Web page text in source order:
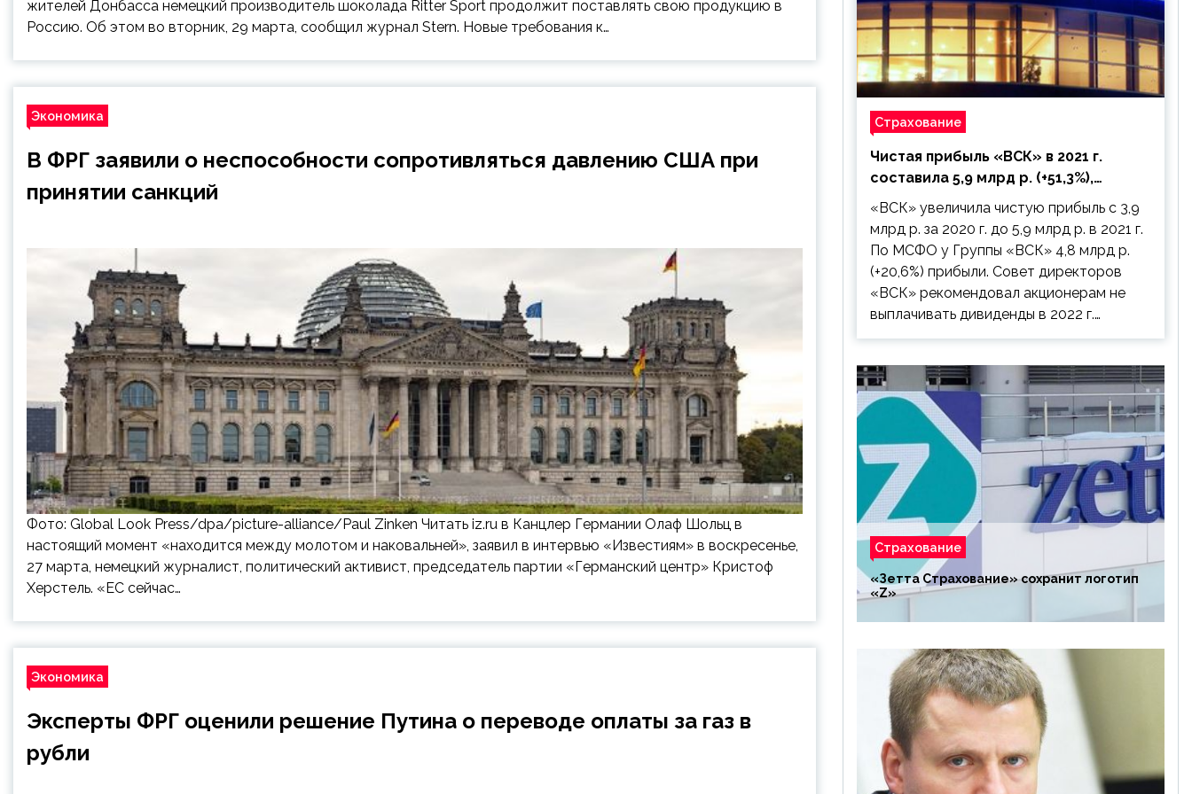
жителей Донбасса немецкий производитель шоколада Ritter Sport продолжит поставлять свою продукцию в
Россию. Об этом во вторник, 29 марта, сообщил журнал Stern. Новые требования к…
Экономика
В ФРГ заявили о неспособности сопротивляться давлению США при
принятии санкций
Фото: Global Look Press/dpa/picture-alliance/Paul Zinken Читать iz.ru в Канцлер Германии Олаф Шольц в
настоящий момент «находится между молотом и наковальней», заявил в интервью «Известиям» в воскресенье,
27 марта, немецкий журналист, политический активист, председатель партии «Германский центр» Кристоф
Херстель. «ЕС сейчас…
Экономика
Эксперты ФРГ оценили решение Путина о переводе оплаты за газ в
рубли
Страхование
Чистая прибыль «ВСК» в 2021 г.
составила 5,9 млрд р. (+51,3%),
дивиденды рекомендовано не
выплачивать
«ВСК» увеличила чистую прибыль с 3,9
млрд р. за 2020 г. до 5,9 млрд р. в 2021 г.
По МСФО у Группы «ВСК» 4,8 млрд р.
(+20,6%) прибыли. Совет директоров
«ВСК» рекомендовал акционерам не
выплачивать дивиденды в 2022 г.…
Страхование
«Зетта Страхование» сохранит логотип
«Z»